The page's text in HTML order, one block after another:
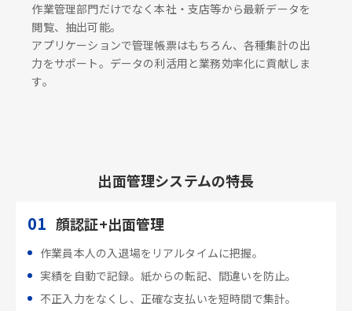
作業管理部門だけでなく本社・支店等から最新データを
閲覧、抽出可能。
アプリケーションで管理帳票はもちろん、各種集計の出
力をサポート。データの利活用と業務効率化に貢献しま
す。
出面管理システムの特長
01 顔認証+出面管理
作業員本人の入退場をリアルタイムに把握。
実績を自動で記録。紙からの転記、間違いを防止。
不正入力をなくし、正確な支払いを短時間で集計。